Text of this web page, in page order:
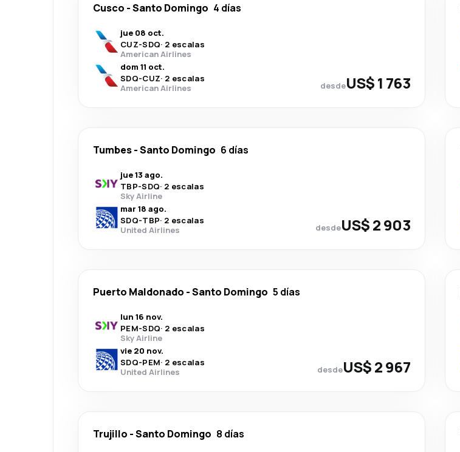
Cusco -Santo Domingo 4 días
jue 08 oct.
CUZ-SDQ· 2 escalas
American Airlines
dom 11 oct.
SDQ-CUZ· 2 escalas
American Airlines
desdeUS$ 1 763
Tumbes-Santo Domingo 6 días
jue 13 ago.
TBP-SDQ· 2 escalas
Sky Airline
mar 18 ago.
SDQ-TBP· 2 escalas
United Airlines
desdeUS$ 2 903
Puerto Maldonado -Santo Domingo 5 días
lun 16 nov.
PEM-SDQ· 2 escalas
Sky Airline
vie 20 nov.
SDQ-PEM· 2 escalas
United Airlines
desdeUS$ 2 967
Trujillo -Santo Domingo 8 días